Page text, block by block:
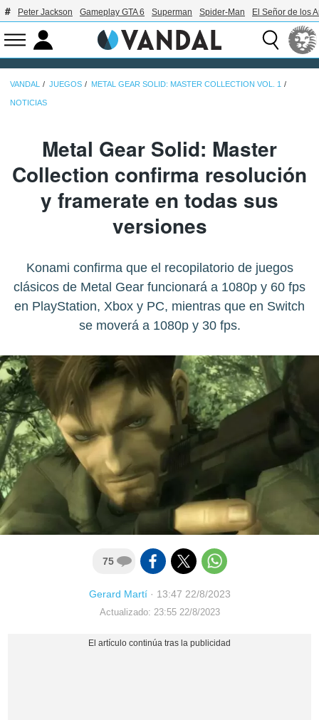
Peter Jackson Gameplay GTA 6 Superman Spider-Man El Señor de los
VANDAL JUEGOS METAL GEAR SOLID: MASTER COLLECTION VOL. 1
NOTICIAS
Metal Gear Solid: Master
Collection confirma resolución
y framerate en todas sus
versiones
Konami confirma que el recopilatorio de juegos
clásicos de Metal Gear funcionará a 1080p y 60 fps
en PlayStation, Xbox y PC, mientras que en Switch
se moverá a 1080p y 30 fps.
75
Gerard Martí· 13:47 22/8/2023
Actualizado: 23:55 22/8/2023